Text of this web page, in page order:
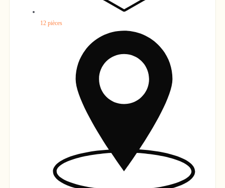
grillades). L’ensemble est situé à 40 minutes de Valence, 1h30 de
Lyon, 2h15 de Marseille. Revenus locatifs actuels : 50 000 par an
non compris l’activité laser game seminaires etc… Ce bien
conviendra aussi bien à un projet de résidence principale avec
activité touristique, qu’à une résidence secondaire familiale, avec
un fort potentiel de rentabilité. Pour plus d’information, visitez
notre site www.gite-chateau-rousset.com Possibilité de conserver
la totalité du mobilier, de l’électroménager HIFI TV, de la
vaisselle, de la lingerie et du site internet avec les comptes des
opérateurs (booking Air bnb, Gite de France notes supérieures à
9) pour être prêt à l’exploitation le jour même de la signature
12 pièces